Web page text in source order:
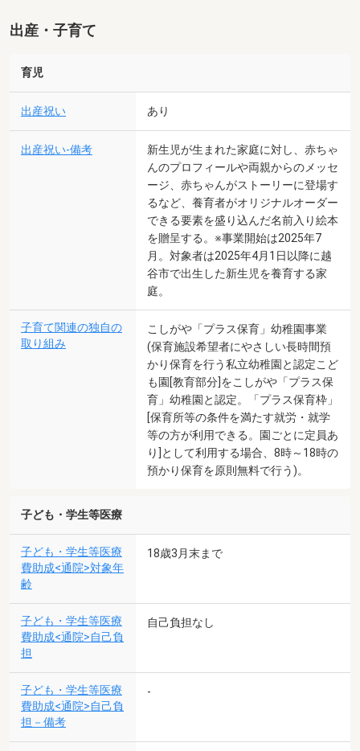
出産・子育て
育児
出産祝い あり
出産祝い-備考
新生児が生まれた家庭に対し、赤ちゃ
んのプロフィールや両親からのメッセ
ージ、赤ちゃんがストーリーに登場す
るなど、養育者がオリジナルオーダー
できる要素を盛り込んだ名前入り絵本
を贈呈する。※事業開始は2025年7
月。対象者は2025年4月1日以降に越
谷市で出生した新生児を養育する家
庭。
子育て関連の独自の
取り組み
こしがや「プラス保育」幼稚園事業
(保育施設希望者にやさしい長時間預
かり保育を行う私立幼稚園と認定こど
も園[教育部分]をこしがや「プラス保
育」幼稚園と認定。「プラス保育枠」
[保育所等の条件を満たす就労・就学
等の方が利用できる。園ごとに定員あ
り]として利用する場合、8時～18時の
預かり保育を原則無料で行う)。
子ども・学生等医療
子ども・学生等医療
費助成<通院>対象年
齢
18歳3月末まで
子ども・学生等医療
費助成<通院>自己負
担
自己負担なし
子ども・学生等医療
費助成<通院>自己負
担－備考
-